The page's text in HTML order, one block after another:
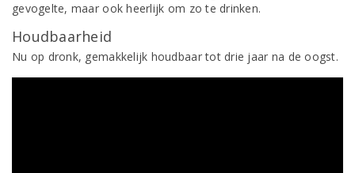
gevogelte, maar ook heerlijk om zo te drinken.
Houdbaarheid
Nu op dronk, gemakkelijk houdbaar tot drie jaar na de oogst.